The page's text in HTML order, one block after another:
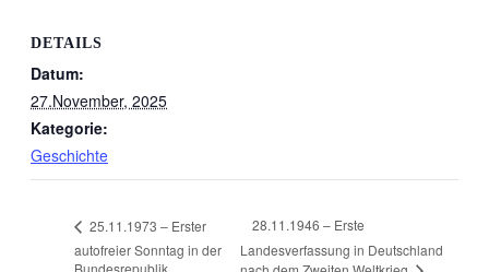
DETAILS
Datum:
27.November, 2025
Kategorie:
Geschichte
25.11.1973 – Erster
autofreier Sonntag in der
28.11.1946 – Erste
Landesverfassung in Deutschland